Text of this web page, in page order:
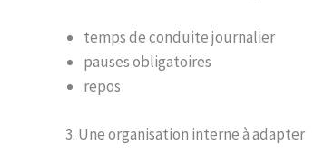
temps de conduite journalier
pauses obligatoires
repos
3. Une organisation interne à adapter